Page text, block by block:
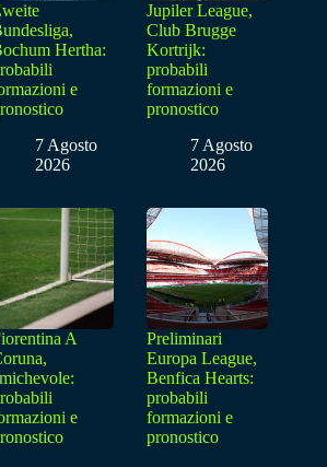
Hertha:
e
7 Agosto
2026
Jupiler League,
Club Brugge
Kortrijk:
probabili
formazioni e
pronostico
7 Agosto
2026
A
e
Preliminari
Europa League,
Benfica Hearts:
probabili
formazioni e
pronostico